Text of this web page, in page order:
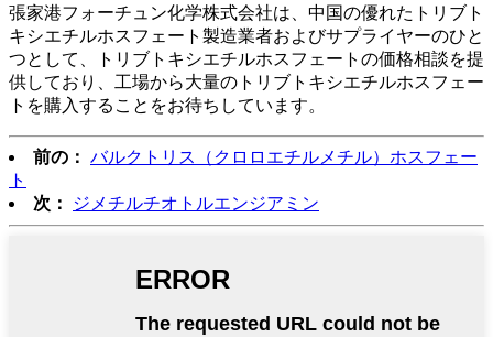
張家港フォーチュン化学株式会社は、中国の優れたトリブト
キシエチルホスフェート製造業者およびサプライヤーのひと
つとして、トリブトキシエチルホスフェートの価格相談を提
供しており、工場から大量のトリブトキシエチルホスフェー
トを購入することをお待ちしています。
前の： バルクトリス（クロロエチルメチル）ホスフェー
ト
次：
ジメチルチオトルエンジアミン